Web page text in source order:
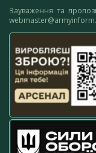
Зауваження та